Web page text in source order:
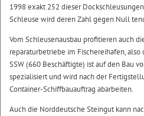
1998 exakt 252 dieser
Schleuse wird deren Zahl gegen Null
Vom Schleusenausbau profitieren auch
reparaturbetriebe im Fischereihafen,
SSW (660 Beschäftigte) ist auf den Bau
spezialisiert und wird nach der
Container-Schiffbauauftrag abarbeiten.
Auch die Norddeutsche Steingut kann